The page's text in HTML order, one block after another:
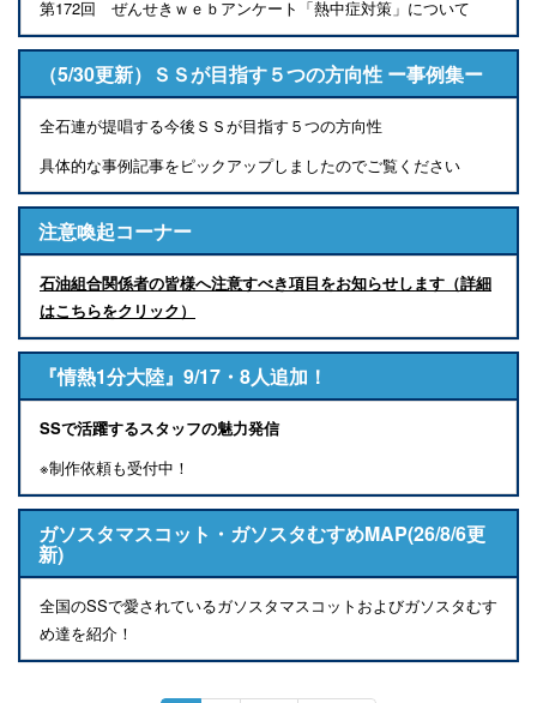
第172回 ぜんせきｗｅｂアンケート「熱中症対策」について
（5/30更新）ＳＳが目指す５つの方向性 ー事例集ー
全石連が提唱する今後ＳＳが目指す５つの方向性
具体的な事例記事をピックアップしましたのでご覧ください
注意喚起コーナー
石油組合関係者の皆様へ注意すべき項目をお知らせします（詳細
はこちらをクリック）
『情熱1分大陸』9/17・8人追加！
SSで活躍するスタッフの魅力発信
※制作依頼も受付中！
ガソスタマスコット・ガソスタむすめMAP(26/8/6更
新)
全国のSSで愛されているガソスタマスコットおよびガソスタむす
め達を紹介！